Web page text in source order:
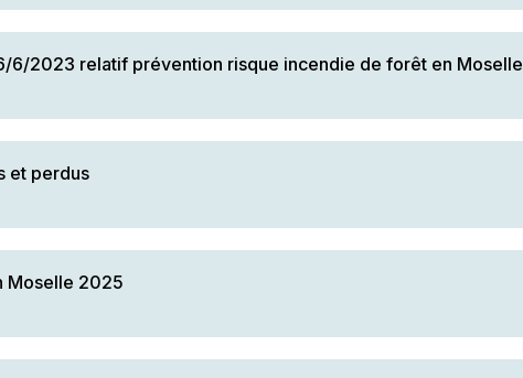
6/2023 relatif prévention risque incendie de forêt en Moselle
et perdus
Moselle 2025